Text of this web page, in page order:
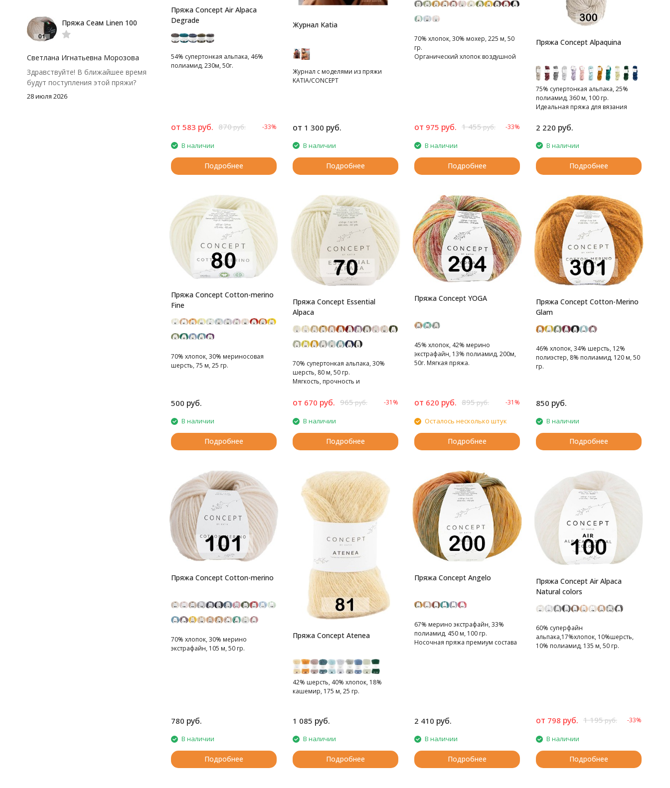
Пряжа Concept Air Alpaca
Degrade
54% супертонкая альпака, 46%
полиамид, 230м, 50г.
от 583 руб. 870руб. -33%
В наличии
Подробнее
Журнал Katia
Журнал с моделями из пряжи
KATIA/CONCEPT
от 1 300 руб.
В наличии
Подробнее
70% хлопок, 30% мохер, 225 м, 50
гр.
Органический хлопок воздушной
от 975 руб. 1 455руб. -33%
В наличии
Подробнее
Пряжа Concept Alpaquina
75% супертонкая альпака, 25%
полиамид, 360 м, 100 гр.
​​Идеальная пряжа для вязания
2 220 руб.
В наличии
Подробнее
Пряжа Concept Cotton-merino
Fine
70% хлопок, 30% мериносовая
шерсть, 75 м, 25 гр.
500 руб.
В наличии
Подробнее
Пряжа Concept Essential
Alpaca
70% супертонкая альпака, 30%
шерсть, 80 м, 50 гр.
Мягкость, прочность и
от 670 руб. 965руб. -31%
В наличии
Подробнее
Пряжа Concept YOGA
45% хлопок, 42% мерино
экстрафайн, 13% полиамид, 200м,
50г. Мягкая пряжа.
от 620 руб. 895руб. -31%
Осталось несколько штук
Подробнее
Пряжа Concept Cotton-Merino
Glam
46% хлопок, 34% шерсть, 12%
полиэстер, 8% полиамид, 120 м, 50
гр.
850 руб.
В наличии
Подробнее
Пряжа Concept Cotton-merino
70% хлопок, 30% мерино
экстрафайн, 105 м, 50 гр.
780 руб.
В наличии
Подробнее
Пряжа Concept Atenea
42% шерсть, 40% хлопок, 18%
кашемир, 175 м, 25 гр.
1 085 руб.
В наличии
Подробнее
Пряжа Concept Angelo
67% мерино экстрафайн, 33%
полиамид, 450 м, 100 гр.
Носочная пряжа премиум состава
2 410 руб.
В наличии
Подробнее
Пряжа Concept Air Alpaca
Natural colors
60% cуперфайн
альпака,17%хлопок, 10%шерсть,
10% полиамид, 135 м, 50 гр.
от 798 руб. 1 195руб. -33%
В наличии
Подробнее
потеряло, цвет тоже не стал
тусклее. Единственный нюанс -
моточки маленькие, расход лучше
чуть-чуть не хватило))
Пряжа Сеам Linen 100
Светлана Игнатьевна Морозова
Здравствуйте! В ближайшее время
будут поступления этой пряжи?
28 июля 2026